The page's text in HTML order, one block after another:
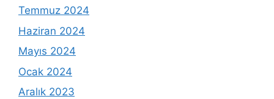
Temmuz 2024
Haziran 2024
Mayıs 2024
Ocak 2024
Aralık 2023